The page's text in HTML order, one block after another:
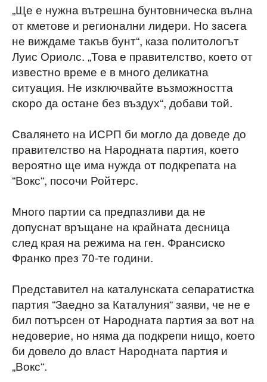
„Ще е нужна вътрешна бунтовническа вълна
от кметове и регионални лидери. Но засега
не виждаме такъв бунт“, каза политологът
Луис Ориолс. „Това е правителство, което от
известно време е в много деликатна
ситуация. Не изключвайте възможността
скоро да остане без въздух“, добави той.
Свалянето на ИСРП би могло да доведе до
правителство на Народната партия, което
вероятно ще има нужда от подкрепата на
“Вокс“, посочи Ройтерс.
Много партии са предпазливи да не
допуснат връщане на крайната десница
след края на режима на ген. Франсиско
Франко през 70-те години.
Представител на каталунската сепаратистка
партия “Заедно за Каталуния“ заяви, че не е
бил потърсен от Народната партия за вот на
недоверие, но няма да подкрепи нищо, което
би довело до власт Народната партия и
„Вокс“.